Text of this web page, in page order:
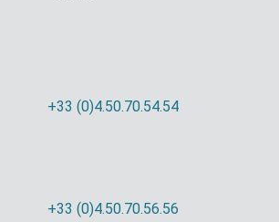
+33 (0)4.50.70.54.54
+33 (0)4.50.70.56.56